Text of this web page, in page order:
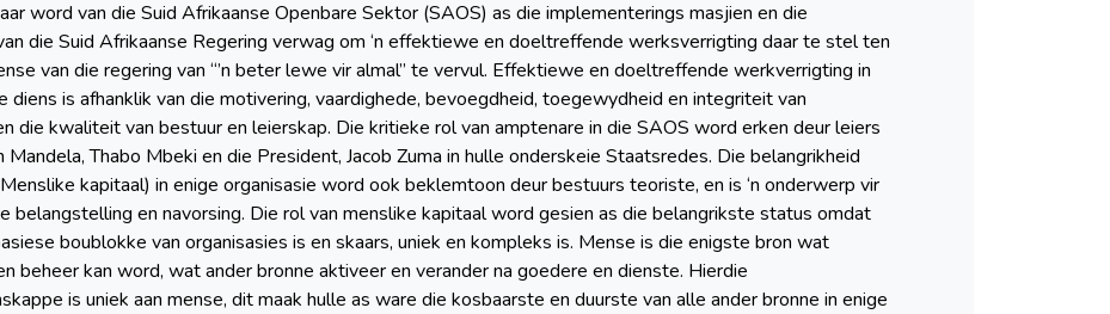
word van die Suid Afrikaanse Openbare Sektor (SAOS) as die implementerings masjien en die
die Suid Afrikaanse Regering verwag om ‘n effektiewe en doeltreffende werksverrigting daar te stel ten
van die regering van “’n beter lewe vir almal” te vervul. Effektiewe en doeltreffende werkverrigting in
diens is afhanklik van die motivering, vaardighede, bevoegdheid, toegewydheid en integriteit van
die kwaliteit van bestuur en leierskap. Die kritieke rol van amptenare in die SAOS word erken deur leiers
Thabo Mbeki en die President, Jacob Zuma in hulle onderskeie Staatsredes. Die belangrikheid
kapitaal) in enige organisasie word ook beklemtoon deur bestuurs teoriste, en is ‘n onderwerp vir
belangstelling en navorsing. Die rol van menslike kapitaal word gesien as die belangrikste status omdat
boublokke van organisasies is en skaars, uniek en kompleks is. Mense is die enigste bron wat
beheer kan word, wat ander bronne aktiveer en verander na goedere en dienste. Hierdie
is uniek aan mense, dit maak hulle as ware die kosbaarste en duurste van alle ander bronne in enige